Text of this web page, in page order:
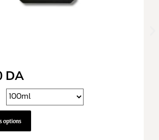
DA
options